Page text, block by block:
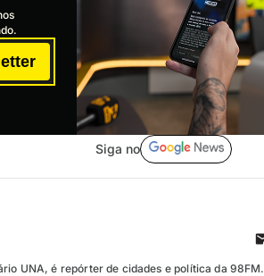
Siga no
UNA, é repórter de cidades e política da 98FM.